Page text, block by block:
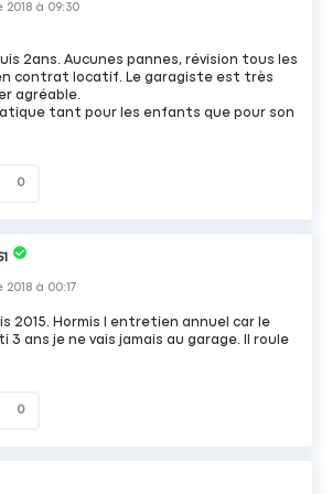
2018 à 09:30
2ans. Aucunes pannes, révision tous les
contrat locatif. Le garagiste est très
agréable.
tant pour les enfants que pour son
0
2018 à 00:17
2015. Hormis l entretien annuel car le
3 ans je ne vais jamais au garage. Il roule
0